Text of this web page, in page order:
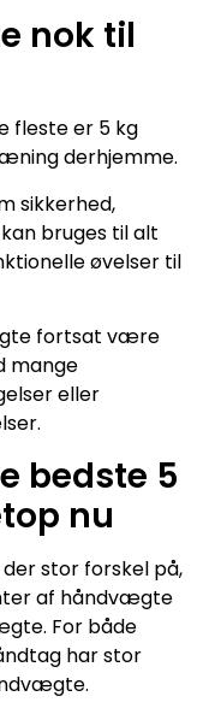
nok til
fleste er 5 kg
derhjemme.
sikkerhed,
bruges til alt
øvelser til
fortsat være
mange
eller
bedste 5
nu
stor forskel på,
af håndvægte
For både
har stor